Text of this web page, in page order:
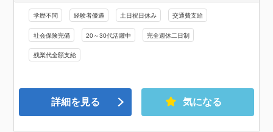
学歴不問 経験者優遇 土日祝日休み 交通費支給
社会保険完備 20～30代活躍中 完全週休二日制
残業代全額支給
詳細を見る 気になる